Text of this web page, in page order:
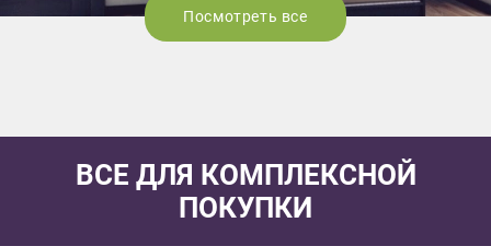
Посмотреть все
ВСЕ ДЛЯ КОМПЛЕКСНОЙ
ПОКУПКИ